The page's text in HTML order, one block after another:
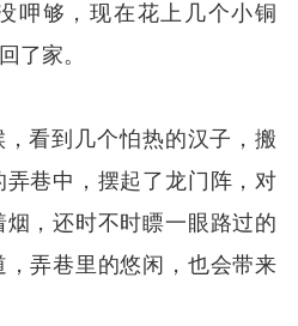
呷够，现在花上几个小铜
了家。
看到几个怕热的汉子，搬
巷中，摆起了龙门阵，对
，还时不时瞟一眼路过的
弄巷里的悠闲，也会带来